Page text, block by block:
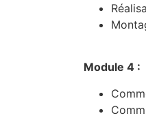
Module 4 :